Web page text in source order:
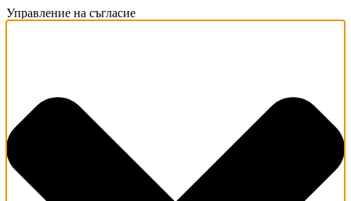
Управление на съгласие